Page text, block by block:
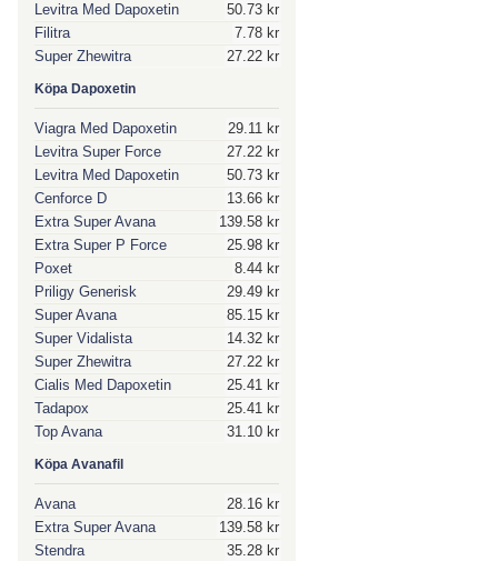
Levitra Med Dapoxetin
50.73 kr
Filitra
7.78 kr
Super Zhewitra
27.22 kr
Köpa Dapoxetin
Viagra Med Dapoxetin
29.11 kr
Levitra Super Force
27.22 kr
Levitra Med Dapoxetin
50.73 kr
Cenforce D
13.66 kr
Extra Super Avana
139.58 kr
Extra Super P Force
25.98 kr
Poxet
8.44 kr
Priligy Generisk
29.49 kr
Super Avana
85.15 kr
Super Vidalista
14.32 kr
Super Zhewitra
27.22 kr
Cialis Med Dapoxetin
25.41 kr
Tadapox
25.41 kr
Top Avana
31.10 kr
Köpa Avanafil
Avana
28.16 kr
Extra Super Avana
139.58 kr
Stendra
35.28 kr